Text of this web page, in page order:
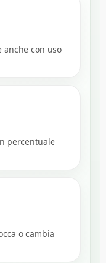
anche con uso
percentuale
o cambia